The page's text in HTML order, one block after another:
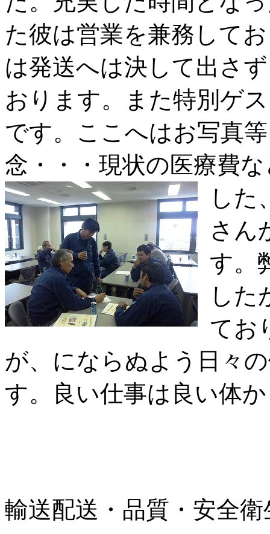
た彼は営業を兼務して
は発送へは決して出さ
おります。また特別ゲ
です。ここへはお写真
念・・・現状の医療費
した
さん
す。
した
てお
が、にならぬよう日々
す。良い仕事は良い体
輸送配送・品質・安全